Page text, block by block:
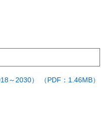
～2030） （PDF：1.46MB）